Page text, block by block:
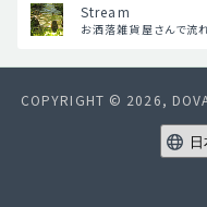
Stream
お洒落雑貨屋さんで流
COPYRIGHT © 2026,